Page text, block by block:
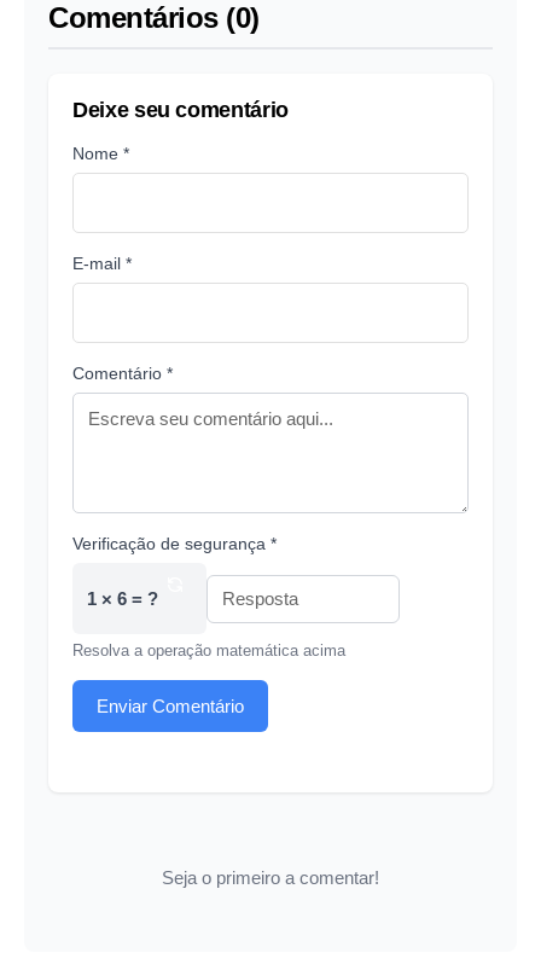
Comentários (0)
Deixe seu comentário
Nome *
E-mail *
Comentário *
Verificação de segurança *
1 × 6 = ?
Resolva a operação matemática acima
Enviar Comentário
Seja o primeiro a comentar!